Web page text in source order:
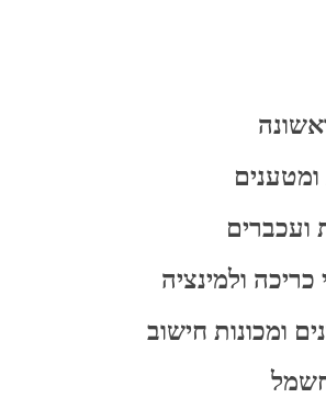
ומטענים
ועכברים
כריכה ולמינציה
ומכונות חישוב